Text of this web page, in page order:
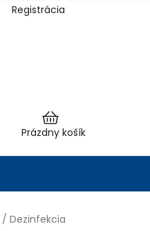
Registrácia
Nákupný
Prázdny košík
/ Dezinfekcia